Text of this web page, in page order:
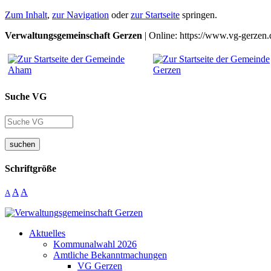
Zum Inhalt, zur Navigation oderzur Startseite springen.
Verwaltungsgemeinschaft Gerzen | Online: https://www.vg-
Suche VG
suchen
Schriftgröße
A A A
Aktuelles
Kommunalwahl 2026
Amtliche Bekanntmachungen
VG Gerzen